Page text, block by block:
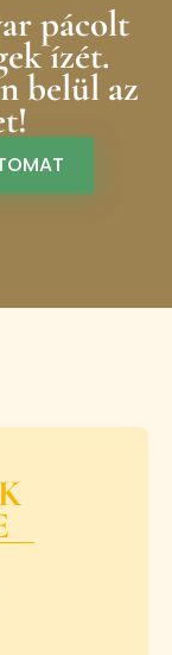
pácolt
ízét.
belül az